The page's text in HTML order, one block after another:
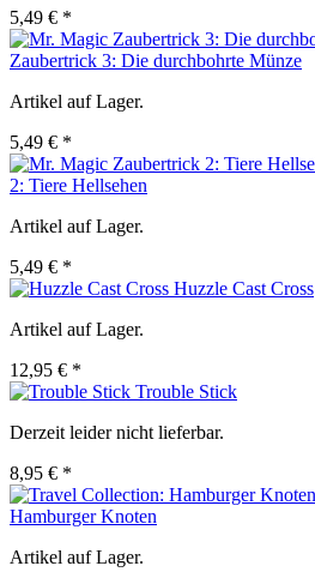
5,49 € *
Zaubertrick 3: Die durchbohrte Münze
Artikel auf Lager.
5,49 € *
2: Tiere Hellsehen
Artikel auf Lager.
5,49 € *
Huzzle Cast Cross
Artikel auf Lager.
12,95 € *
Trouble Stick
Derzeit leider nicht lieferbar.
8,95 € *
Hamburger Knoten
Artikel auf Lager.